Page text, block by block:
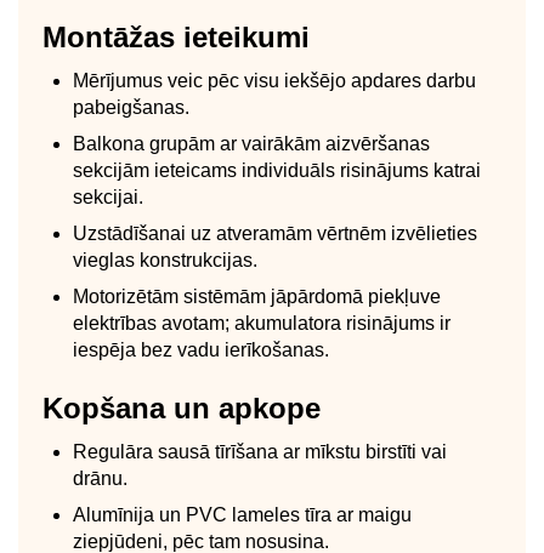
Montāžas ieteikumi
Mērījumus veic pēc visu iekšējo apdares darbu
pabeigšanas.
Balkona grupām ar vairākām aizvēršanas
sekcijām ieteicams individuāls risinājums katrai
sekcijai.
Uzstādīšanai uz atveramām vērtnēm izvēlieties
vieglas konstrukcijas.
Motorizētām sistēmām jāpārdomā piekļuve
elektrības avotam; akumulatora risinājums ir
iespēja bez vadu ierīkošanas.
Kopšana un apkope
Regulāra sausā tīrīšana ar mīkstu birstīti vai
drānu.
Alumīnija un PVC lameles tīra ar maigu
ziepjūdeni, pēc tam nosusina.